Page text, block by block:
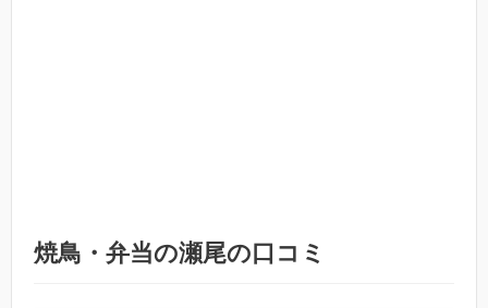
焼鳥・弁当の瀬尾の口コミ